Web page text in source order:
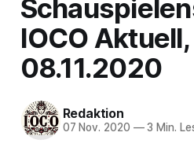
IOCO Aktuell,
08.11.2020
Redaktion
07 Nov. 2020 —3 Min.